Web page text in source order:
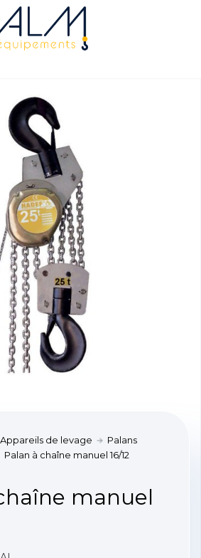
Appareils de levage
Palans
Palan à chaîne manuel 16/12
manuel